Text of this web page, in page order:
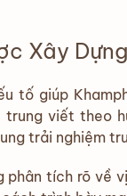
Xây
tố giúp
trung viết theo
trải nghiệm
phân tích rõ về